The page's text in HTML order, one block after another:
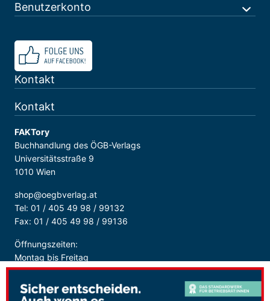
Benutzerkonto
Kontakt
Kontakt
FAKTory
Buchhandlung des ÖGB-Verlags
Universitätsstraße 9
1010 Wien
shop@oegbverlag.at
Tel: 01 / 405 49 98 / 99132
Fax: 01 / 405 49 98 / 99136
Öffnungszeiten:
Montag bis Freitag
9:00 - 18:00 Uhr
durchgehend